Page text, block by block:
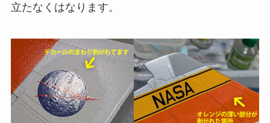
立たなくはなります。